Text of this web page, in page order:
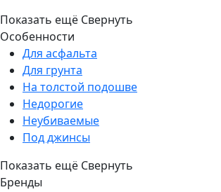
Показать ещё Свернуть
Особенности
Для асфальта
Для грунта
На толстой подошве
Недорогие
Неубиваемые
Под джинсы
Показать ещё Свернуть
Бренды